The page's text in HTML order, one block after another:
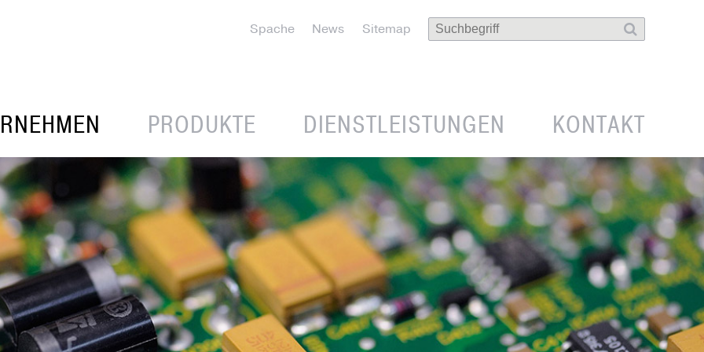
Spache News Sitemap
PRODUKTE DIENSTLEISTUNGEN KONTAKT